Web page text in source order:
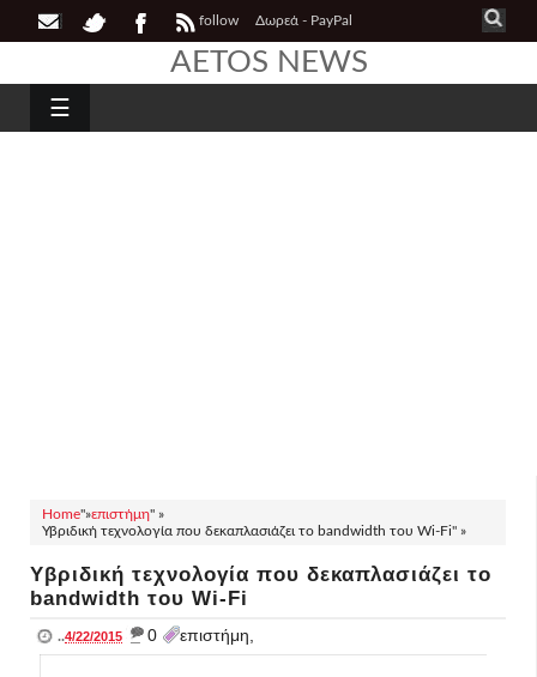
follow Δωρεά - PayPal
AETOS NEWS
☰
Home"»επιστήμη" »
Υβριδική τεχνολογία που δεκαπλασιάζει το bandwidth του Wi-Fi" »
Υβριδική τεχνολογία που δεκαπλασιάζει το
bandwidth του Wi-Fi
..4/22/2015 _ 0 επιστήμη,